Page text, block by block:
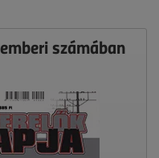
számában